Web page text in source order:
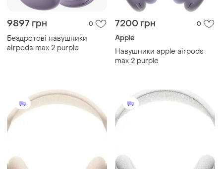
9897 грн 0
Бездротові навушники
airpods max 2 purple
7200 грн 0
Apple
Навушники apple airpods
max 2 purple